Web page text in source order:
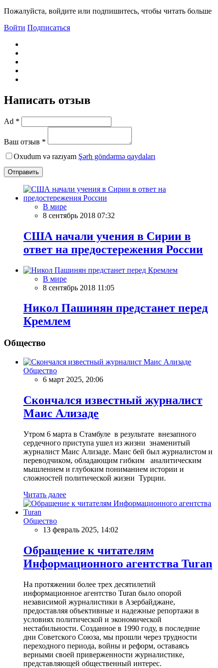
Пожалуйста, войдите или подпишитесь, чтобы читать больше
Войти Подписаться
Написать отзыв
Ad *
Ваш отзыв *
Oxudum və razıyam Şərh göndərmə qaydaları
Отправить
В мире
8 сентябрь 2018 07:32
США начали учения в Сирии в
ответ на предостережения России
В мире
8 сентябрь 2018 11:05
Никол Пашинян предстанет перед
Кремлем
Общество
Общество
6 март 2025, 20:06
Скончался известный журналист
Маис Ализаде
Утром 6 марта в Стамбуле в результате внезапного
сердечного приступа ушел из жизни знаменитый
журналист Маис Ализаде. Маис бей был журналистом и
переводчиком, обладающим гибким аналитическим
мышлением и глубоким пониманием истории и
сложностей политической жизни Турции.
Читать далее
Общество
13 февраль 2025, 14:02
Обращение к читателям
Информационного агентства Turan
На протяжении более трех десятилетий
информационное агентство Turan было опорой
независимой журналистики в Азербайджане,
предоставляя объективные и надежные репортажи в
условиях политической и экономической
нестабильности. Созданное в 1990 году, в последние
дни Советского Союза, мы прошли через трудности
переходного периода, войны и реформ, оставаясь
верными своей приверженности журналистике,
представляющей общественный интерес.